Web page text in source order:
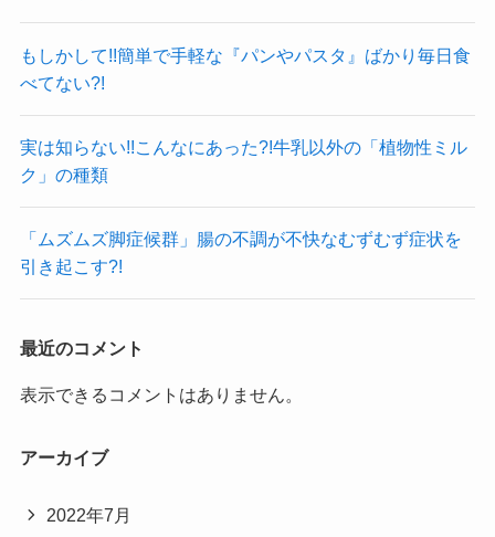
もしかして!!簡単で手軽な『パンやパスタ』ばかり毎日食
べてない?!
実は知らない!!こんなにあった?!牛乳以外の「植物性ミル
ク」の種類
「ムズムズ脚症候群」腸の不調が不快なむずむず症状を
引き起こす?!
最近のコメント
表示できるコメントはありません。
アーカイブ
2022年7月